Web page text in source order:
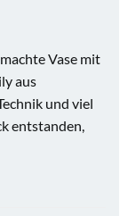
Vase mit
aus
und viel
entstanden,